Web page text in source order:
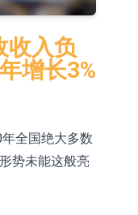
下挫，ST交昂
板块拉升，中
14.22%
前十，谊和股
，天瑞汽车内
前十，辰兴发
，德合集团
下挫，同仁堂
行Ⅲ板块下
收入负
增长3%
全国绝大多数
势未能这般亮